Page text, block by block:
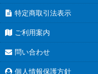
特定商取引法表示
ご利用案内
問い合わせ
個人情報保護方針